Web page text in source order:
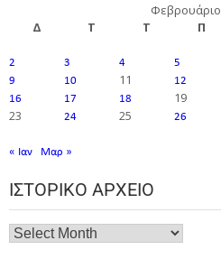
Δ
Τ Τ Π
2 3 4 5
9 10 11 12
16 17 18 19
23
24 25 26
« Ιαν Μαρ »
ΙΣΤΟΡΙΚΌ ΑΡΧΕΊΟ